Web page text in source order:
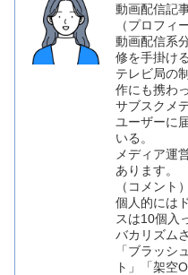
動画配信記
（プロフィ
動画配信系
修を手掛ける
テレビ局の
作にも携わ
サブスクメ
ユーザーに
いる。
メディア運
あります。
（コメント）
個人的には
スは10個入
バカリズム
「ブラッシ
ト」「架空